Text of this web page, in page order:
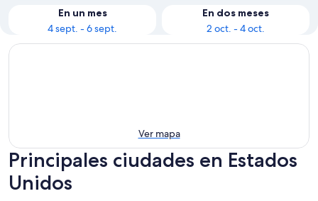
En un mes
4 sept. - 6 sept.
En dos meses
2 oct. - 4 oct.
Ver mapa
Principales ciudades en Estados
Unidos